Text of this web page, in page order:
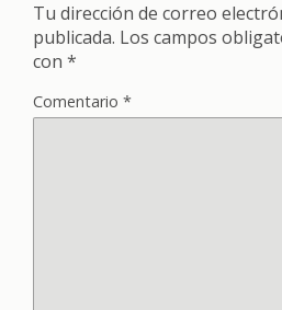
Tu dirección de correo
publicada. Los campos
con *
Comentario *